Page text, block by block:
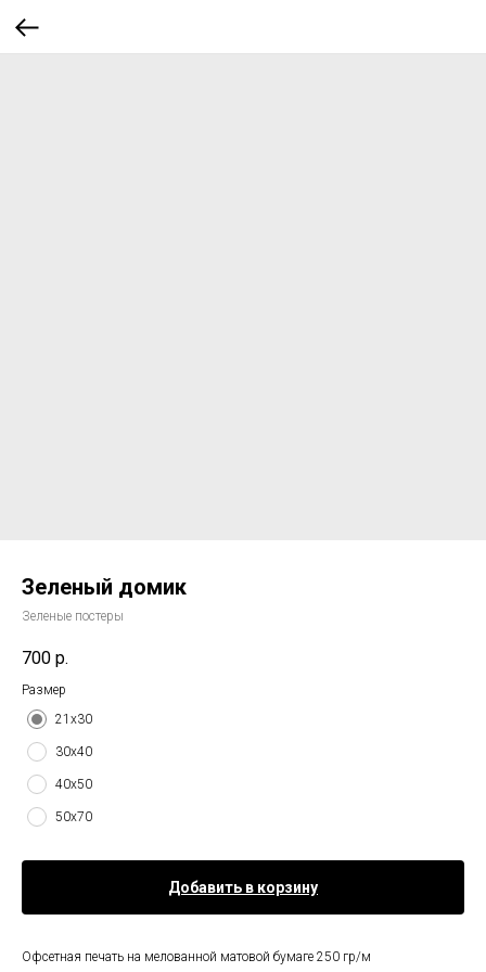
Зеленый домик
Зеленые постеры
700 р.
Размер
21х30
30х40
40х50
50х70
Добавить в корзину
Офсетная печать на мелованной матовой бумаге 250 гр/м